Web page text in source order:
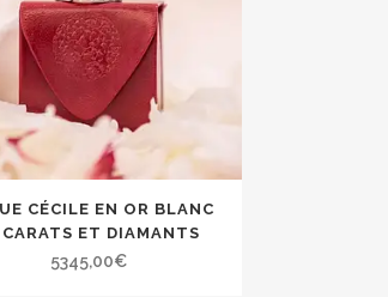
CÉCILE EN OR BLANC
CARATS ET DIAMANTS
5345,00€